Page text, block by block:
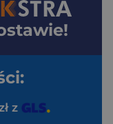
z